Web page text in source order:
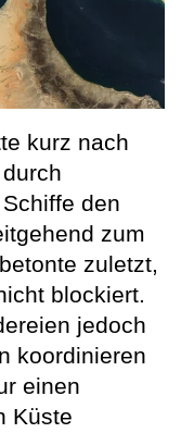
kurz nach
den
zum
zuletzt,
blockiert.
jedoch
koordinieren
einen
Küste